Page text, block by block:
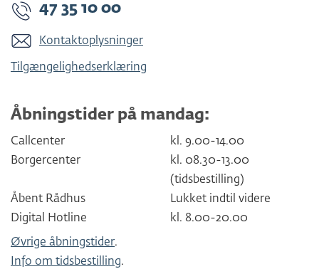
47 35 10 00
Kontaktoplysninger
Tilgængelighedserklæring
Åbningstider på mandag:
Callcenter
kl. 9.00-14.00
Borgercenter
kl. 08.30-13.00
(tidsbestilling)
Åbent Rådhus
Lukket indtil videre
Digital Hotline
kl. 8.00-20.00
Øvrige åbningstider.
Info om tidsbestilling.